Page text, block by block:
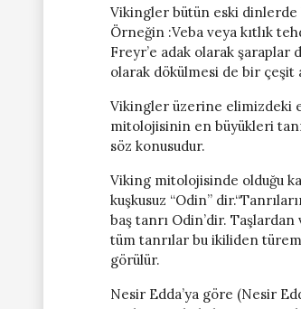
Vikingler bütün eski
Örneğin :Veba veya kıtlık
Freyr’e adak olarak şaraplar
olarak dökülmesi de bir çeşit
Vikingler üzerine elimizdeki
mitolojisinin en büyükleri
söz konusudur.
Viking mitolojisinde olduğu
kuşkusuz “Odin”
baş tanrı Odin’dir.
tüm tanrılar bu ikiliden
görülür.
Nesir Edda’ya göre (Nesir